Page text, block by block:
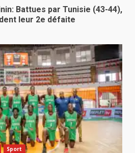
Battues par Tunisie (43-44),
leur 2e défaite
Sport